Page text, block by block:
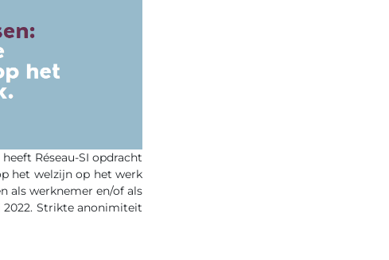
Réseau-SI opdracht
het welzijn op het werk
als werknemer en/of als
Strikte anonimiteit